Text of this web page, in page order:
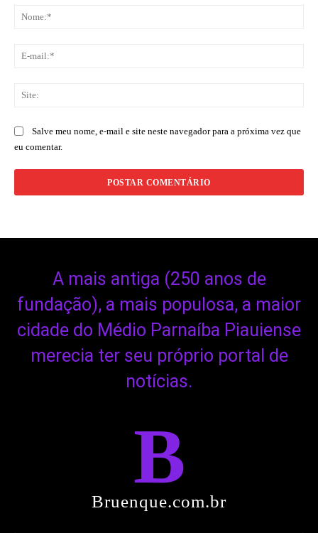
Salve meu nome, e-mail e site neste navegador para a próxima vez que
eu comentar.
A mais antiga (250 anos de
fundação), a mais populosa, a maior
cidade do Médio Parnaíba Piauiense
merecia ter seu próprio portal de
notícias.
B
Bruenque.com.br